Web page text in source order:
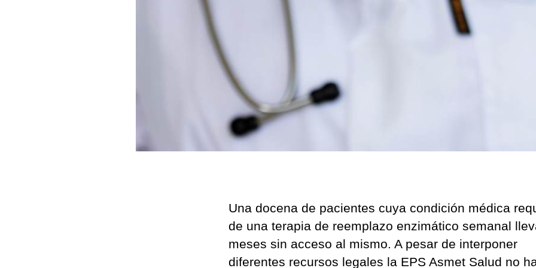
Una docena de pacientes cuya condición médica
de una terapia de reemplazo enzimático semanal
meses sin acceso al mismo. A pesar de interponer
diferentes recursos legales la EPS Asmet Salud no